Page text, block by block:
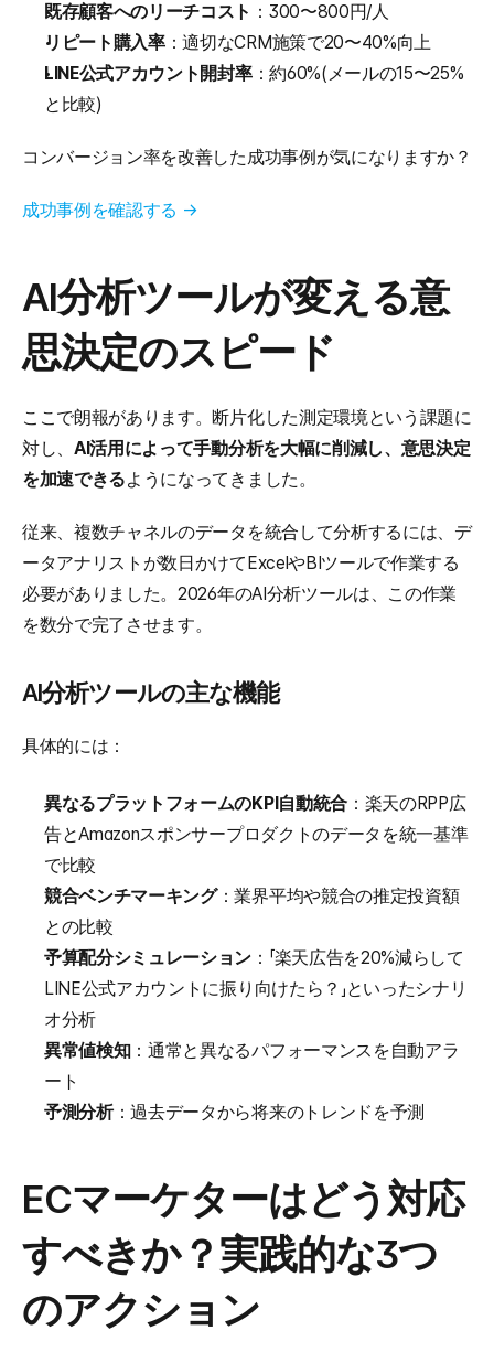
既存顧客へのリーチコスト ：300〜800円/人
リピート購入率：適切なCRM施策で20〜40%向上
LINE公式アカウント開封率：約60%(メールの15〜25%
と比較)
コンバージョン率を改善した成功事例が気になりますか？
成功事例を確認する →
AI分析ツールが変える意
思決定のスピード
ここで朗報があります。断片化した測定環境という課題に
対し、AI活用によって手動分析を大幅に削減し、意思決定
を加速できるようになってきました。
従来、複数チャネルのデータを統合して分析するには、デ
ータアナリストが数日かけてExcelやBIツールで作業する
必要がありました。2026年のAI分析ツールは、この作業
を数分で完了させます。
AI分析ツールの主な機能
具体的には：
異なるプラットフォームのKPI自動統合：楽天のRPP広
告とAmazonスポンサープロダクトのデータを統一基準
で比較
競合ベンチマーキング：業界平均や競合の推定投資額
との比較
予算配分シミュレーション ：「楽天広告を20%減らして
LINE公式アカウントに振り向けたら？」といったシナリ
オ分析
異常値検知：通常と異なるパフォーマンスを自動アラ
ート
予測分析：過去データから将来のトレンドを予測
ECマーケターはどう対応
すべきか？実践的な3つ
のアクション